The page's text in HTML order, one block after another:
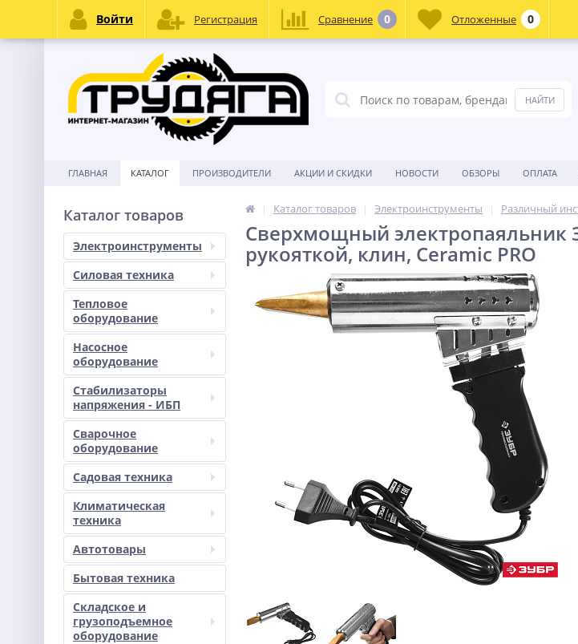
ГЛАВНАЯ КАТАЛОГ ПРОИЗВОДИТЕЛИ АКЦИИ И СКИДКИ НОВОСТИ ОБЗОРЫ ОПЛАТА
Каталог товаров
Электроинструменты
Силовая техника
Тепловое
оборудование
Насосное
оборудование
Стабилизаторы
напряжения - ИБП
Сварочное
оборудование
Садовая техника
Климатическая
техника
Автотовары
Бытовая техника
Складское и
грузоподъемное
оборудование
Каталог товаров Электроинструменты Различный
Сверхмощный электропаяльник
рукояткой, клин, Ceramic PRO
Войти Регистрация Сравнение 0 Отложенные 0